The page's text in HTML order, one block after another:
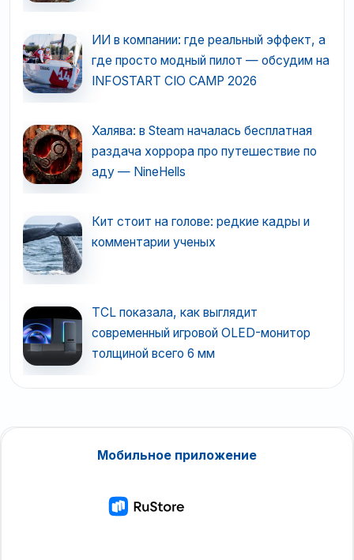
ИИ в компании: где реальный эффект, а
где просто модный пилот — обсудим на
INFOSTART CIO CAMP 2026
Халява: в Steam началась бесплатная
раздача хоррора про путешествие по
аду — NineHells
Кит стоит на голове: редкие кадры и
комментарии ученых
TCL показала, как выглядит
современный игровой OLED-монитор
толщиной всего 6 мм
Мобильное приложение